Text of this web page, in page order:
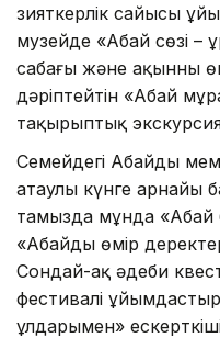
зияткерлік сайысы
музейде «Абай сөзі –
сабағы және ақынның
дәріптейтін «Абай
тақырыптық
Семейдегі Абайдың
атаулы күнге арнайы
тамызда мұнда «Абай
«Абайдың өмір
Сондай-ақ әдеби
фестивалі
ұлдарымен»